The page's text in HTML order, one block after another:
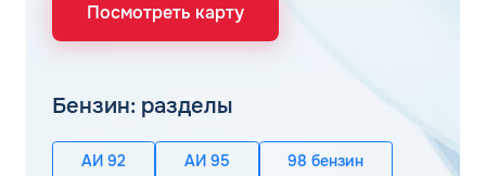
Посмотреть карту
Бензин: разделы
АИ 92 АИ 95 98 бензин